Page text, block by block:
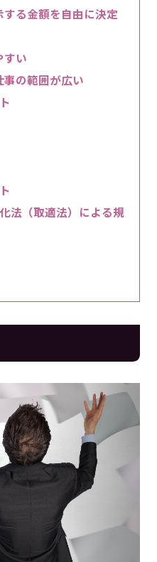
する金額を自由に決定
すい
事の範囲が広い
法（取適法）による規